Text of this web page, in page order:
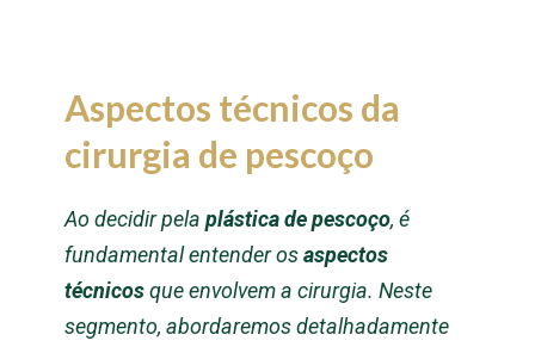
Aspectos técnicos da
cirurgia de pescoço
Ao decidir pela plástica de pescoço, é
fundamental entender osaspectos
técnicosque envolvem a cirurgia. Neste
segmento, abordaremos detalhadamente